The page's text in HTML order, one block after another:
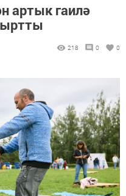
артык гаилә
218 0 0